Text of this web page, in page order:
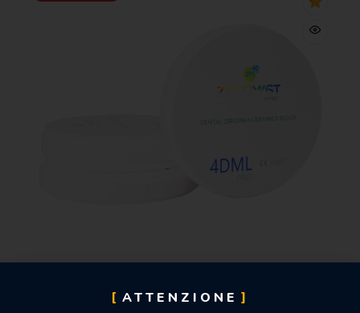
DISCHI ZIRCONIO 4D PROATTENZIONE